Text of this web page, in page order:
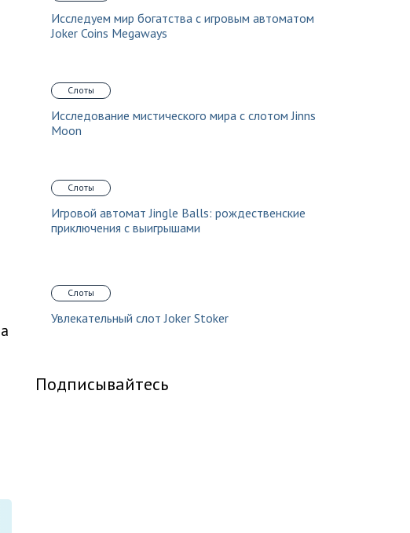
Исследуем мир богатства с игровым автоматом
Joker Coins Megaways
Слоты
Исследование мистического мира с слотом Jinns
Moon
Слоты
Игровой автомат Jingle Balls: рождественские
приключения с выигрышами
Слоты
Увлекательный слот Joker Stoker
Подписывайтесь